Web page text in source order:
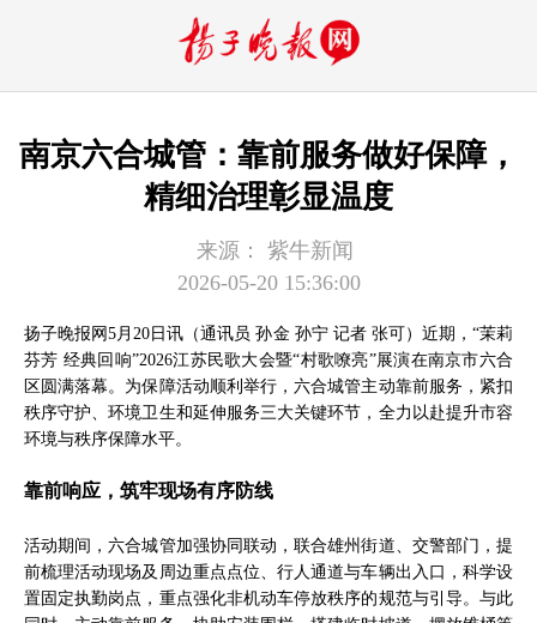
南京六合城管：靠前服务做好保障，
精细治理彰显温度
来源：
紫牛新闻
2026-05-20 15:36:00
扬子晚报网5月20日讯（通讯员 孙金 孙宁 记者 张可）近期，“茉莉
芬芳 经典回响”2026江苏民歌大会暨“村歌嘹亮”展演在南京市六合
区圆满落幕。为保障活动顺利举行，六合城管主动靠前服务，紧扣
秩序守护、环境卫生和延伸服务三大关键环节，全力以赴提升市容
环境与秩序保障水平。
靠前响应，筑牢现场有序防线
活动期间，六合城管加强协同联动，联合雄州街道、交警部门，提
前梳理活动现场及周边重点点位、行人通道与车辆出入口，科学设
置固定执勤岗点，重点强化非机动车停放秩序的规范与引导。与此